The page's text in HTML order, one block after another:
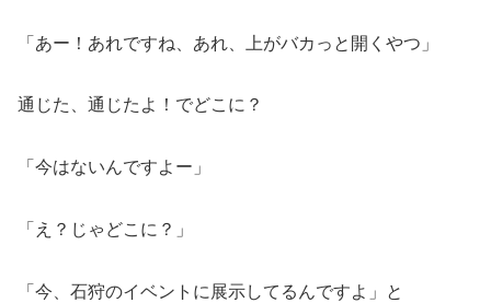
「あー！あれですね、あれ、上がバカっと開くやつ」
通じた、通じたよ！でどこに？
「今はないんですよー」
「え？じゃどこに？」
「今、石狩のイベントに展示してるんですよ」と